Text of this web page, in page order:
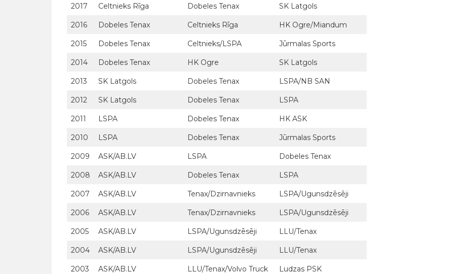
2017 Celtnieks Rīga Dobeles Tenax SK Latgols
2016 Dobeles Tenax Celtnieks Rīga HK Ogre/Miandum
2015 Dobeles Tenax Celtnieks/LSPA Jūrmalas Sports
2014 Dobeles Tenax HK Ogre SK Latgols
2013 SK Latgols Dobeles Tenax LSPA/NB SAN
2012 SK Latgols Dobeles Tenax LSPA
2011 LSPA Dobeles Tenax HK ASK
2010 LSPA Dobeles Tenax Jūrmalas Sports
2009 ASK/AB.LV LSPA Dobeles Tenax
2008 ASK/AB.LV Dobeles Tenax LSPA
2007 ASK/AB.LV Tenax/Dzirnavnieks LSPA/Ugunsdzēsēji
2006 ASK/AB.LV Tenax/Dzirnavnieks LSPA/Ugunsdzēsēji
2005 ASK/AB.LV LSPA/Ugunsdzēsēji LLU/Tenax
2004 ASK/AB.LV LSPA/Ugunsdzēsēji LLU/Tenax
2003 ASK/AB.LV LLU/Tenax/Volvo Truck Ludzas PSK